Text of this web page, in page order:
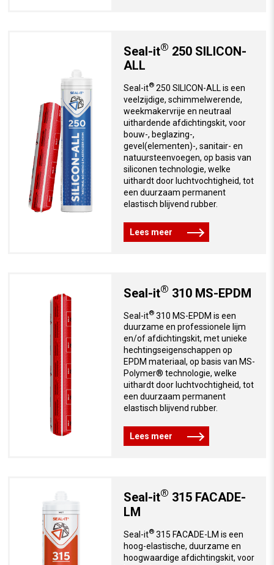
Seal-it® 250 SILICON-
ALL
Seal-it®250 SILICON-ALL is een
veelzijdige, schimmelwerende,
weekmakervrije en neutraal
uithardende afdichtingskit, voor
bouw-, beglazing-,
gevel(elementen)-, sanitair- en
natuursteenvoegen, op basis van
siliconen technologie, welke
uithardt door luchtvochtigheid, tot
een duurzaam permanent
elastisch blijvend rubber.
Lees meer
Seal-it® 310 MS-EPDM
Seal-it®310 MS-EPDM is een
duurzame en professionele lijm
en/of afdichtingskit, met unieke
hechtingseigenschappen op
EPDM materiaal, op basis van MS-
Polymer® technologie, welke
uithardt door luchtvochtigheid, tot
een duurzaam permanent
elastisch blijvend rubber.
Lees meer
Seal-it® 315 FACADE-
LM
Seal-it®315 FACADE-LM is een
hoog-elastische, duurzame en
hoogwaardige afdichtingskit, voor